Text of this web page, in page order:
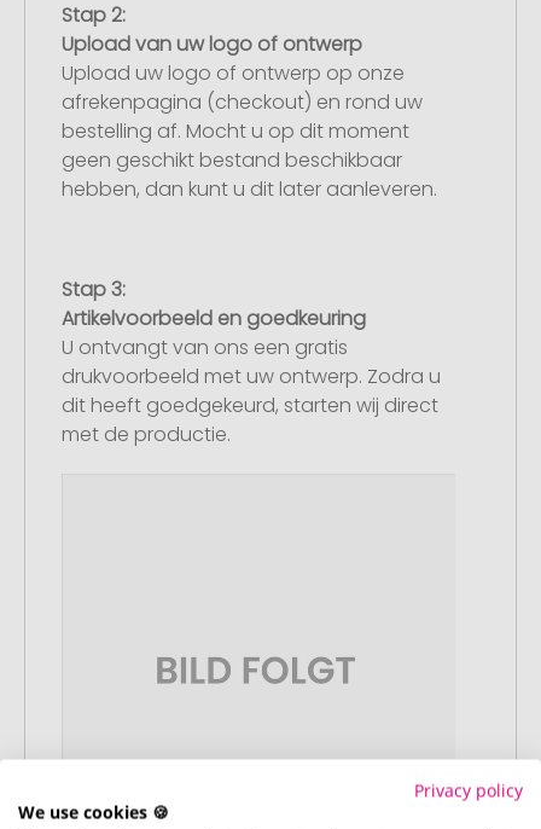
Stap 2:
Upload van uw logo of ontwerp
Upload uw logo of ontwerp op onze
afrekenpagina (checkout) en rond uw
bestelling af. Mocht u op dit moment
geen geschikt bestand beschikbaar
hebben, dan kunt u dit later aanleveren.
Stap 3:
Artikelvoorbeeld en goedkeuring
U ontvangt van ons een gratis
drukvoorbeeld met uw ontwerp. Zodra u
dit heeft goedgekeurd, starten wij direct
met de productie.
Privacy policy
We use cookies 🍪